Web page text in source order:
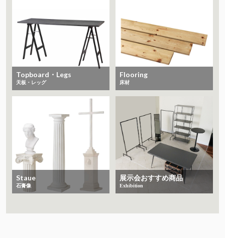
Topboard・Legs
天板・レッグ
Flooring
床材
Staue
石膏像
展示会おすすめ商品
Exhibition